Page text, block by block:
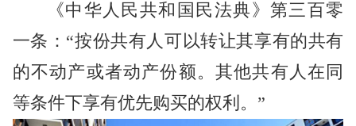
《中华人民共和国民法典》第三百零
一条：“按份共有人可以转让其享有的共有
的不动产或者动产份额。其他共有人在同
等条件下享有优先购买的权利。”